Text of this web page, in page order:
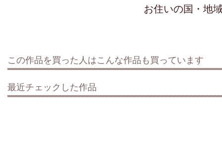
お住いの国・地
この作品を買った人はこんな作品も買っています
最近チェックした作品